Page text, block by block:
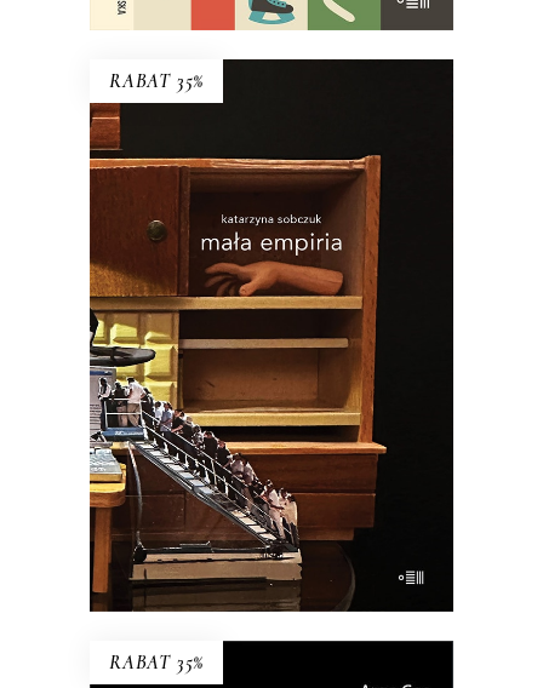
RABAT 35%
E-BOOK DO KOSZYKA
MAŁA EMPIRIA
Esej uczestniczący o wczesnej starości i
zagadce rodzicielstwa.
53.00zł 34.45zł
KSIĄŻKA DO KOSZYKA
RABAT 35%